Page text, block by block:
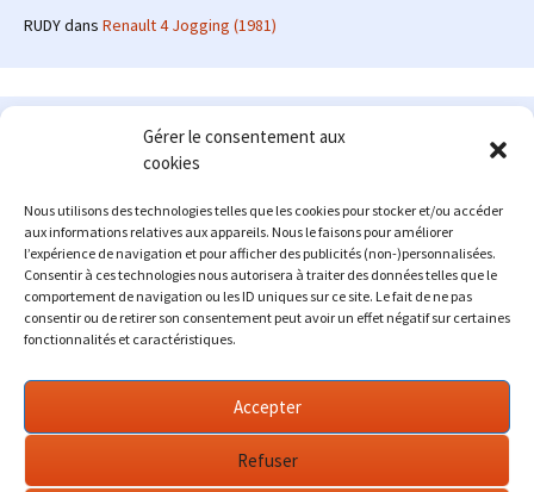
Gérer le consentement aux
cookies
Nous utilisons des technologies telles que les cookies pour stocker et/ou accéder
aux informations relatives aux appareils. Nous le faisons pour améliorer
l’expérience de navigation et pour afficher des publicités (non-)personnalisées.
Consentir à ces technologies nous autorisera à traiter des données telles que le
comportement de navigation ou les ID uniques sur ce site. Le fait de ne pas
consentir ou de retirer son consentement peut avoir un effet négatif sur certaines
fonctionnalités et caractéristiques.
Accepter
Refuser
RUDYdans Renault 4 Jogging (1981)
Le site en quelques mots
: passionné d'automobile ancienne depuis de
nombreuses années, j'ai commencé à partager ma passion sur
internet à partir de 2009 au travers d'un blog qui a connu un relatif
succès. Fin 2013, je décide de prendre mon autonomie et me lancer
avec mon propre site : l'Automobile Ancienne.
Me contacter : alex(at)lautomobileancienne.com